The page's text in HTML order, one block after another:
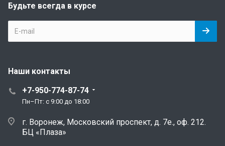
Будьте всегда в курсе
Наши контакты
+7-950-774-87-74
Пн–Пт: с 9:00 до 18:00
г. Воронеж, Московский проспект, д. 7е., оф. 212.
БЦ «Плаза»